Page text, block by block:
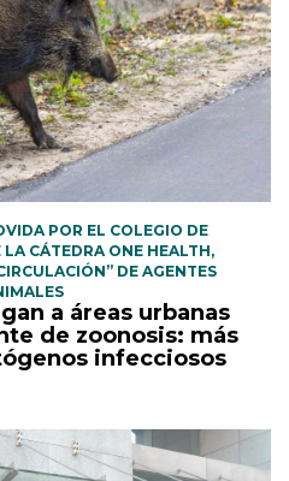
POR EL COLEGIO DE
CÁTEDRA ONE HEALTH,
DE AGENTES
a áreas urbanas
de zoonosis: más
infecciosos